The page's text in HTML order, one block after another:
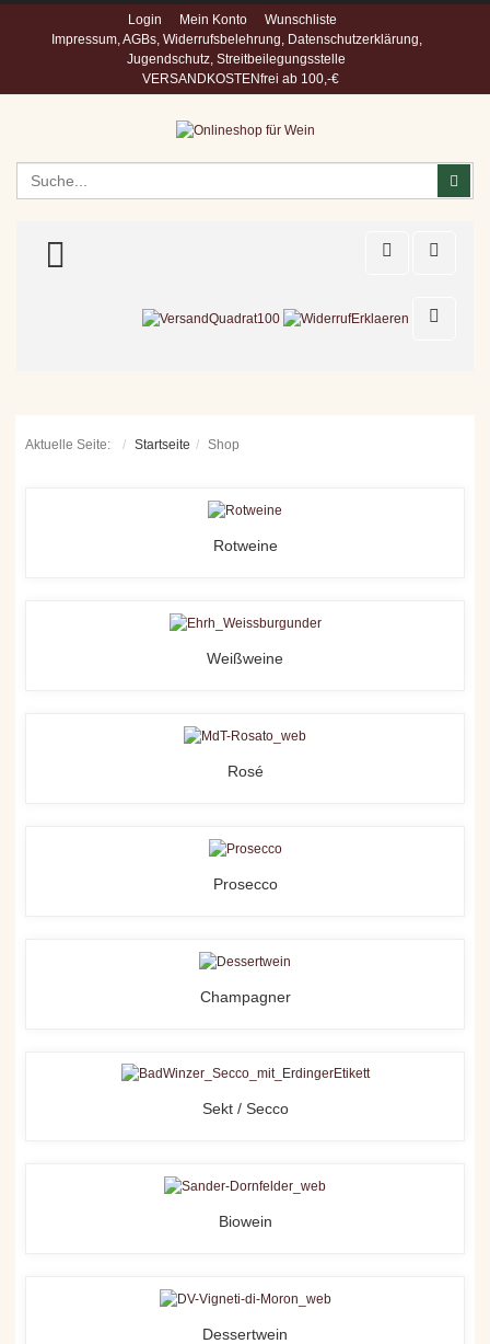
Login Mein Konto
Wunschliste
Impressum, AGBs, Widerrufsbelehrung, Datenschutzerklärung,
Jugendschutz, Streitbeilegungsstelle
VERSANDKOSTENfrei ab 100,-€
TOGGLE MENU
Aktuelle Seite: Startseite Shop
Rotweine
Weißweine
Rosé
Prosecco
Champagner
Sekt / Secco
Biowein
Dessertwein